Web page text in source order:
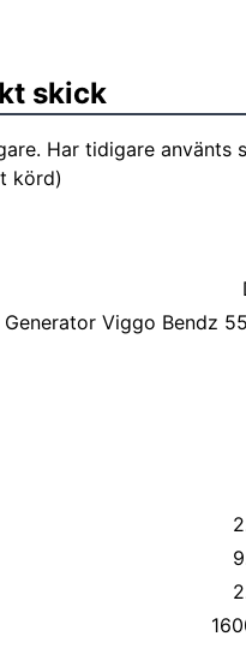
skick
Har tidigare använts
körd)
Generator Viggo Bendz